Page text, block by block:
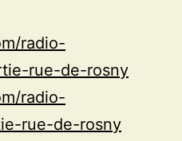
radio-
rue-de-rosny
radio-
rue-de-rosny